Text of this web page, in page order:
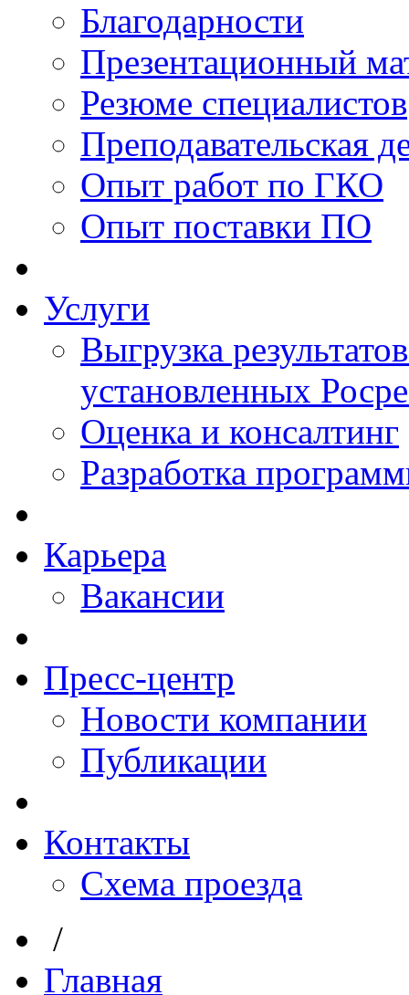
Благодарности
Презентационный
Резюме специалистов
Преподавательская
Опыт работ по ГКО
Опыт поставки ПО
Услуги
Выгрузка
установленных
Оценка и консалтинг
Разработка
Карьера
Вакансии
Пресс-центр
Новости компании
Публикации
Контакты
Схема проезда
/
Главная